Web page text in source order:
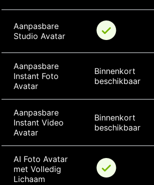
Aanpasbare
Studio Avatar
Aanpasbare
Instant Foto
Avatar
Binnenkort
beschikbaar
Aanpasbare
Instant Video
Avatar
Binnenkort
beschikbaar
AI Foto Avatar
met Volledig
Lichaam